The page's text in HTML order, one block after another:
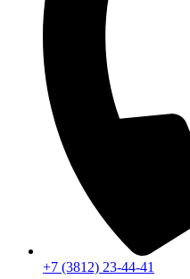
+7 (3812) 23-44-41